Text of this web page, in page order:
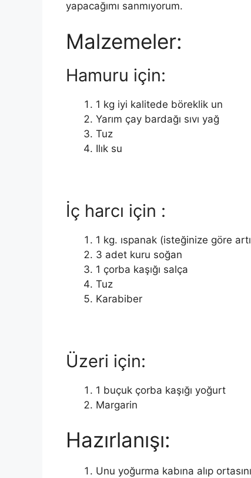
yapacağımı sanmıyorum.
Malzemeler:
Hamuru için:
1 kg iyi kalitede böreklik un
Yarım çay bardağı sıvı yağ
Tuz
Ilık su
İç harcı için :
1 kg. ıspanak (isteğinize göre
3 adet kuru soğan
1 çorba kaşığı salça
Tuz
Karabiber
Üzeri için:
1 buçuk çorba kaşığı yoğurt
Margarin
Hazırlanışı:
Unu yoğurma kabına alıp